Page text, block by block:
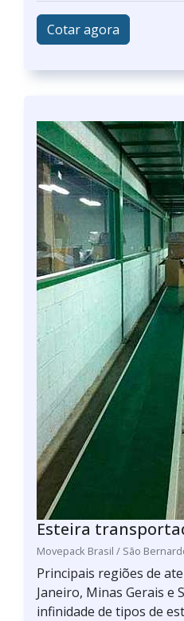
Cotar agora
Esteira
Movepack Brasil / São
Principais regiões de
Janeiro, Minas Gerais e
infinidade de tipos de